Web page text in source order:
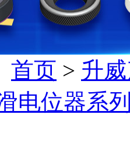
首页 > 升
电位器系